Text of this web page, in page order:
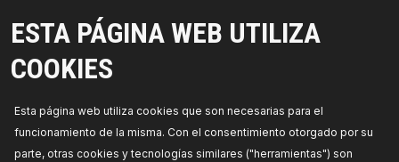
ESTA PÁGINA WEB UTILIZA
COOKIES
Esta página web utiliza cookies que son necesarias para el
funcionamiento de la misma. Con el consentimiento otorgado por su
parte, otras cookies y tecnologías similares ("herramientas") son